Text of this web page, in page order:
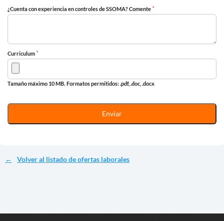
¿Cuenta con experiencia en controles de SSOMA? Comente *
Curriculum *
Tamaño máximo 10 MB. Formatos permitidos: .pdf, .doc, .docx
Volver al listado de ofertas laborales